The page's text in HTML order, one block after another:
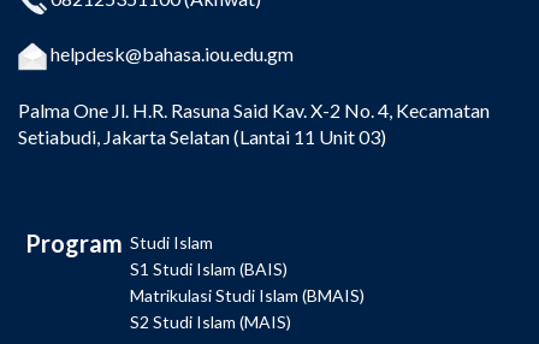
helpdesk@bahasa.iou.edu.gm
Palma One Jl. H.R. Rasuna Said Kav. X-2 No. 4, Kecamatan
Setiabudi, Jakarta Selatan (Lantai 11 Unit 03)
Program Studi Islam
S1 Studi Islam (BAIS)
Matrikulasi Studi Islam (BMAIS)
S2 Studi Islam (MAIS)